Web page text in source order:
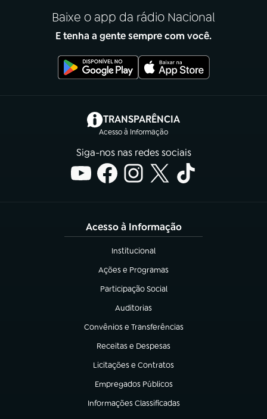
Baixe o app da rádio Nacional
E tenha a gente sempre com você.
TRANSPARÊNCIA
Acesso à Informação
(abre em nova aba)
Siga-nos nas redes sociais
Acesso à Informação
Institucional
(abre em nova aba)
Ações e Programas
(abre em nova aba)
Participação Social
(abre em nova aba)
Auditorias
(abre em nova aba)
Convênios e Transferências
(abre em nova aba)
Receitas e Despesas
(abre em nova aba)
Licitações e Contratos
(abre em nova aba)
Empregados Públicos
(abre em nova aba)
Informações Classificadas
(abre em nova aba)